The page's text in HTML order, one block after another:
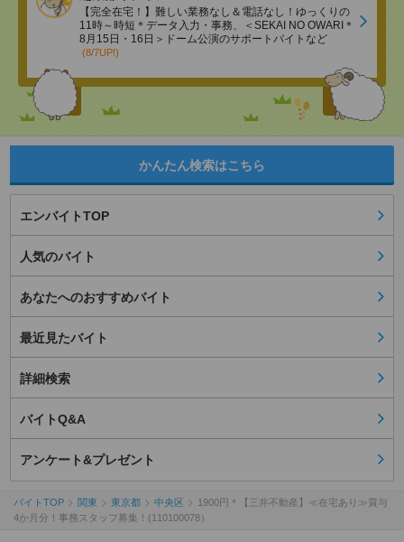
【完全在宅！】難しい業務なし＆電話なし！ゆっくりの
11時～時短＊データ入力・事務、＜SEKAI NO OWARI＊
8月15日・16日＞ドーム公演のサポートバイトなど
(8/7UP!)
かんたん検索はこちら
エンバイトTOP
人気のバイト
あなたへのおすすめバイト
最近見たバイト
詳細検索
バイトQ&A
アンケート&プレゼント
バイトTOP 関東 東京都 中央区
1900円＊【三井不動産】≪在宅あり≫賞与
4か月分！事務スタッフ募集！(110100078）